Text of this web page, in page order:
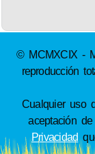
© MCMXCIX -
reproducción
Cualquier uso
aceptación
Privacidad